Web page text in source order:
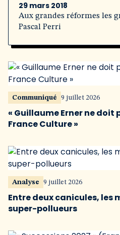
29 mars 2018
Aux grandes réformes les
Pascal Perri
Communiqué 9 juillet 2026
« Guillaume Erner ne doit
France Culture »
Analyse 9 juillet 2026
Entre deux canicules, les
super-pollueurs